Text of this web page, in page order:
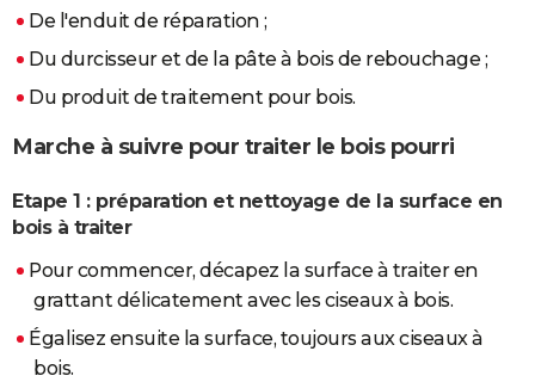
De l'enduit de réparation ;
Du durcisseur et de la pâte à bois de rebouchage ;
Du produit de traitement pour bois.
Marche à suivre pour traiter le bois pourri
Etape 1 : préparation et nettoyage de la surface en
bois à traiter
Pour commencer, décapez la surface à traiter en
grattant délicatement avec les ciseaux à bois.
Égalisez ensuite la surface, toujours aux ciseaux à
bois.